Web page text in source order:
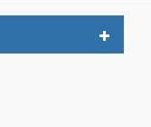
Toggle